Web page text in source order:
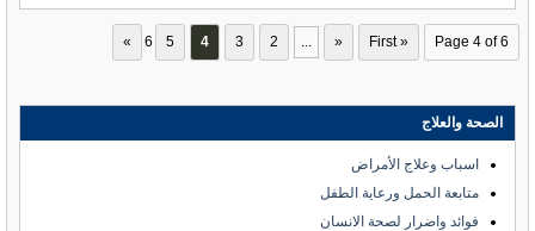
Page 4 of 6
« First
«
...
2
3
4
5
6
»
الصحة والعلاج
اسباب وعلاج الأمراض
متابعة الحمل ورعاية الطفل
فوائد واضرار لصحة الانسان